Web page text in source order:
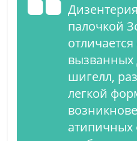
палочкой
вызванных
шигелл,
легкой
атипичных